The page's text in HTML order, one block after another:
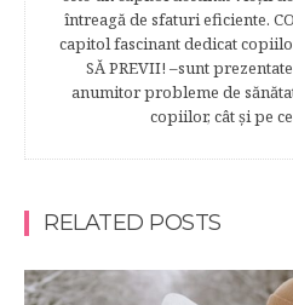
întreagă de sfaturi eficiente.
capitol fascinant dedicat
SĂ PREVII! –sunt
anumitor probleme de
copiilor, cât şi pe
RELATED POSTS